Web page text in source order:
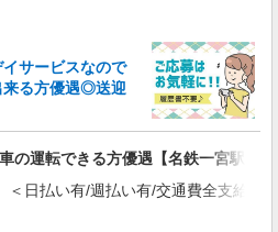
鉄一宮駅近く【日収1.2万円】生活
円〜2125円 ＜日払い有/週払い有/交
(ガソリン代含む)＞
サービスなので
る方優遇◎送迎
運転できる方優遇【名鉄一宮駅】
日払い有/週払い有/交通費全支給(ガ